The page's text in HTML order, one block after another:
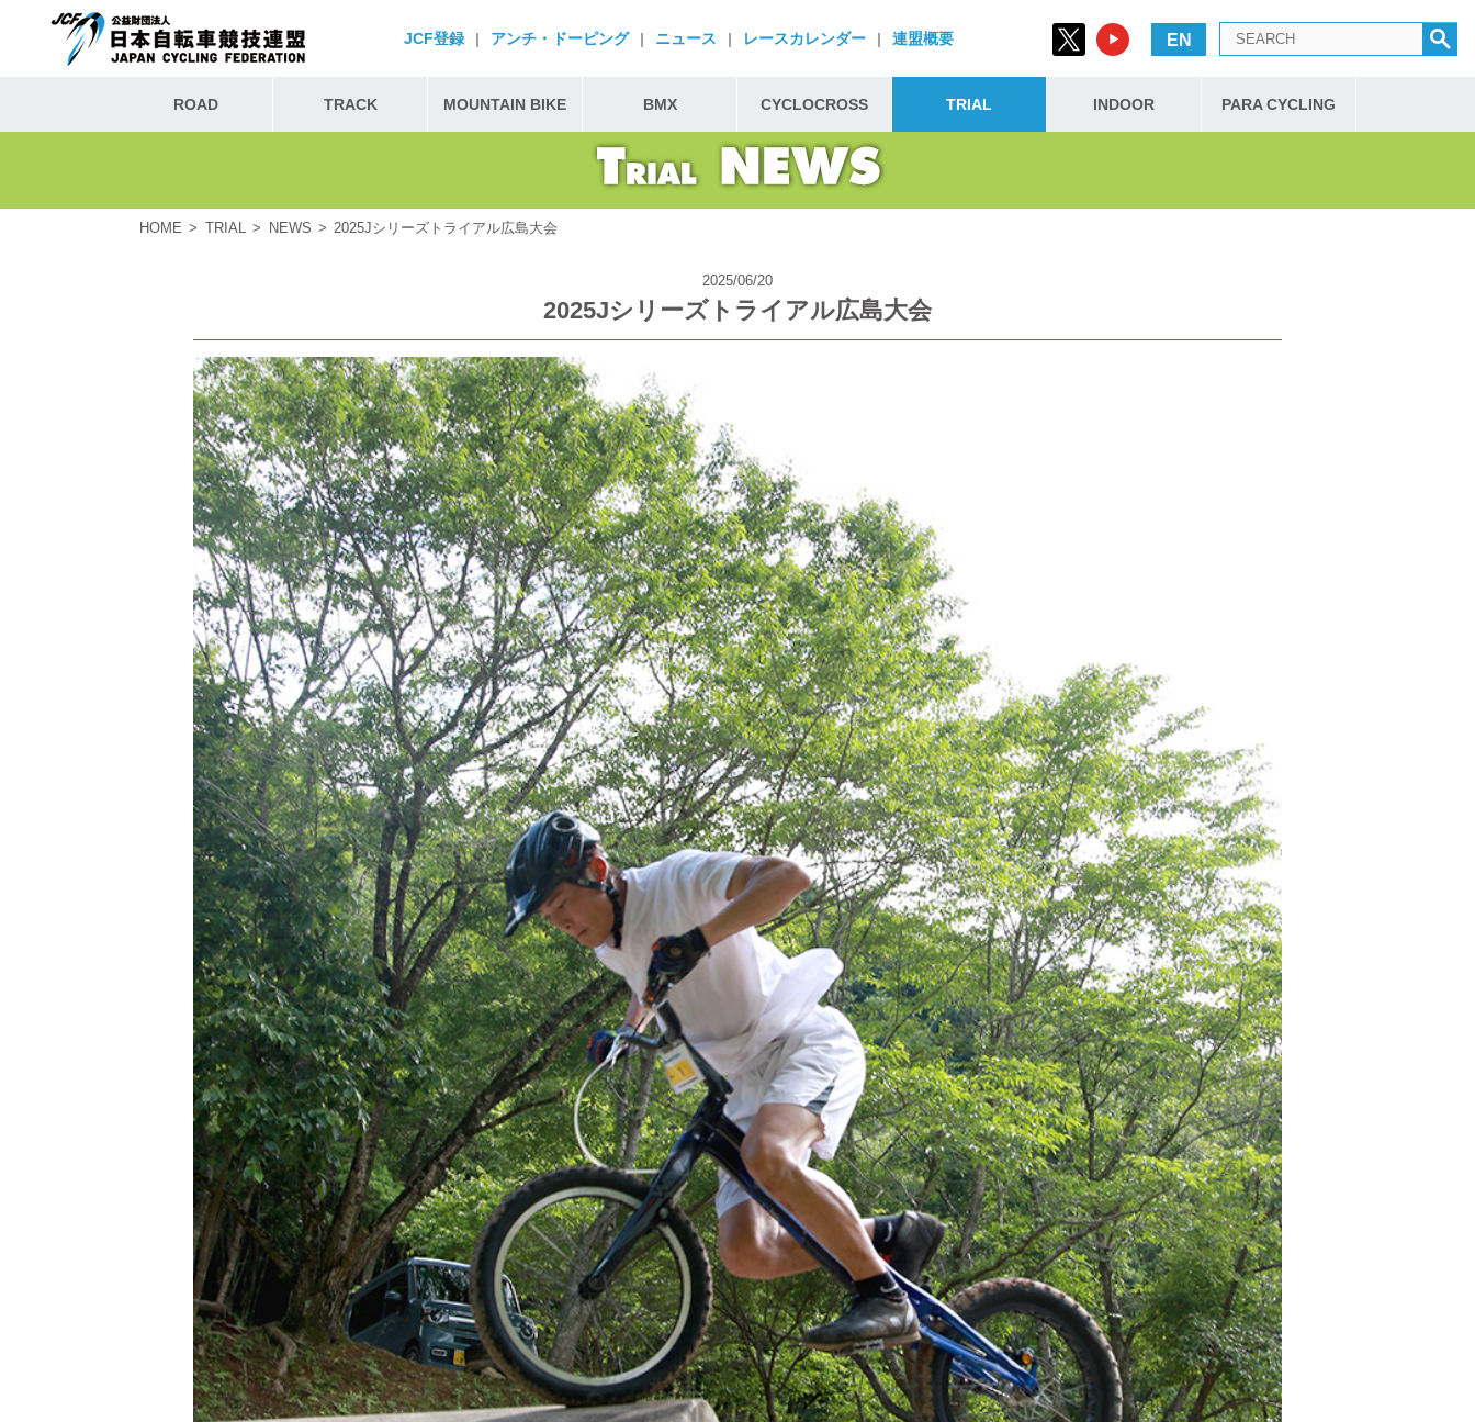
JCF登録 | アンチ・ドーピング | ニュース | レースカレンダー | 連盟概要 EN
ROAD TRACK MOUNTAIN BIKE BMX CYCLOCROSS TRIAL INDOOR PARA CYCLING
HOME TRIAL NEWS 2025Jシリーズトライアル広島大会
2025/06/20
2025Jシリーズトライアル広島大会